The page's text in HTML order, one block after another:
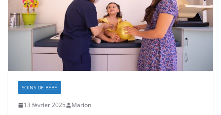
SOINS DE BÉBÉ
13 février 2025 Marion